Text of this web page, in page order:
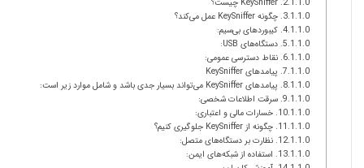
چگونه KeySniffer عمل می‌کند؟
کیبوردهای بی‌سیم:
دستگاه‌های USB:
نقاط دسترسی عمومی:
پیامدهای KeySniffer
پیامدهای KeySniffer می‌تواند بسیار جدی باشد و شامل موارد زیر است:
سرقت اطلاعات شخصی:
خسارات مالی و اعتباری:
چگونه از KeySniffer جلوگیری کنیم؟
نظارت بر دستگاه‌های متصل:
استفاده از شبکه‌های ایمن: